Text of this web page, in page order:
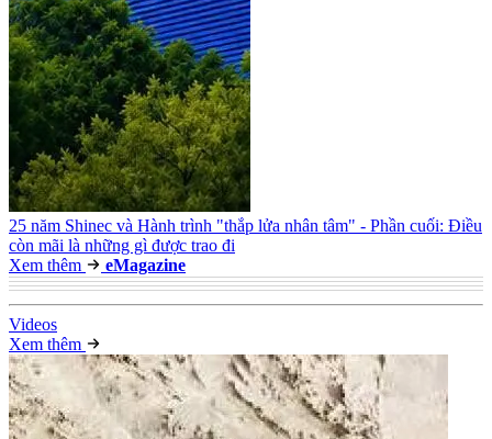
25 năm Shinec và Hành trình "thắp lửa nhân tâm" - Phần cuối: Điều
còn mãi là những gì được trao đi
Xem thêm
eMagazine
Videos
Xem thêm